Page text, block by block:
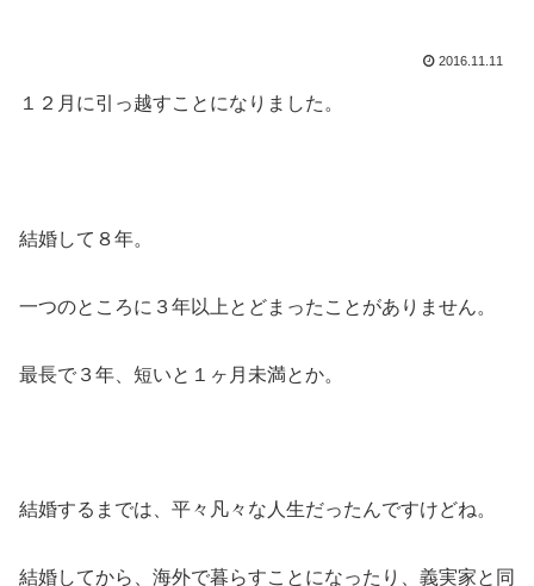
2016.11.11
１２月に引っ越すことになりました。
結婚して８年。
一つのところに３年以上とどまったことがありません。
最長で３年、短いと１ヶ月未満とか。
結婚するまでは、平々凡々な人生だったんですけどね。
結婚してから、海外で暮らすことになったり、義実家と同